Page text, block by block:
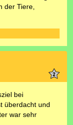
der Tiere,
bei
überdacht und
war sehr